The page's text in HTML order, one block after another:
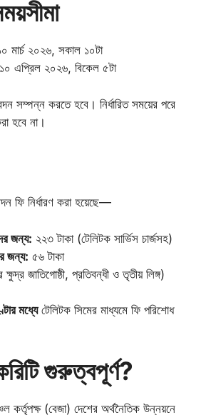
মার্চ ২০২৬, সকাল ১০টা
১০ এপ্রিল ২০২৬, বিকেল ৫টা
সম্পন্ন করতে হবে। নির্ধারিত সময়ের পরে
হবে না।
ফি নির্ধারণ করা হয়েছে—
জন্য: ২২৩ টাকা (টেলিটক সার্ভিস চার্জসহ)
জন্য: ৫৬ টাকা
জাতিগোষ্ঠী, প্রতিবন্ধী ও তৃতীয় লিঙ্গ)
মধ্যেটেলিটক সিমের মাধ্যমে ফি পরিশোধ
গুরুত্বপূর্ণ?
কর্তৃপক্ষ (বেজা) দেশের অর্থনৈতিক উন্নয়নে